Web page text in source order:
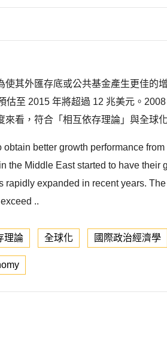
使其外匯存底或公共基金產生更佳
估至 2015 年將超過 12 兆美元。
來看，符合「相互依存理論」與全球
obtain better growth performance
the Middle East started to have
rapidly expanded in recent years.
..
理論 全球化 國際政治經濟學